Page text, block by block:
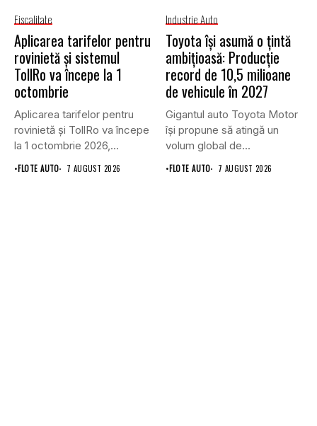
Fiscalitate
Aplicarea tarifelor pentru
rovinietă și sistemul
TollRo va începe la 1
octombrie
Aplicarea tarifelor pentru
rovinietă și TollRo va începe
la 1 octombrie 2026,...
•FLOTE AUTO 7 AUGUST 2026
Industrie Auto
Toyota își asumă o țintă
ambițioasă: Producție
record de 10,5 milioane
de vehicule în 2027
Gigantul auto Toyota Motor
își propune să atingă un
volum global de...
•FLOTE AUTO 7 AUGUST 2026